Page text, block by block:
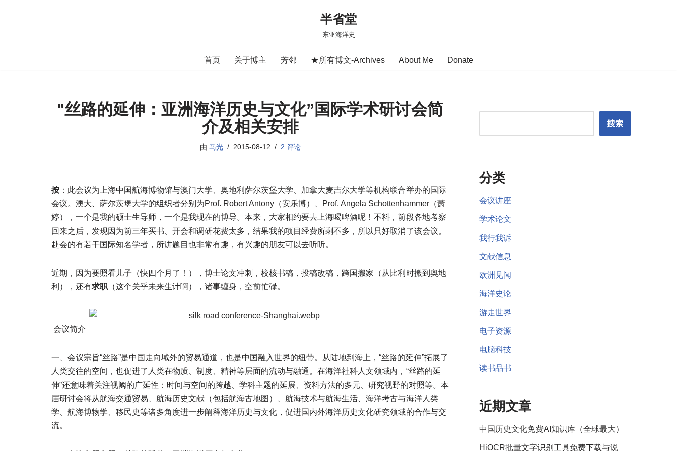
半省堂
东亚海洋史
首页 关于博主 芳邻 ★所有博文-Archives About Me Donate
"丝路的延伸：亚洲海洋历史与文化”国际学术研讨会简
介及相关安排
由 马光 2015-08-12 2 评论
按 ：此会议为上海中国航海博物馆与澳门大学、奥地利萨尔茨堡大学、加拿大麦吉尔大学等机构联合举办的国际
会议。澳大、萨尔茨堡大学的组织者分别为Prof. Robert Antony（安乐博）、Prof. Angela Schottenhammer（萧
婷），一个是我的硕士生导师，一个是我现在的博导。本来，大家相约要去上海喝啤酒呢！不料，前段各地考察
回来之后，发现因为前三年买书、开会和调研花费太多，结果我的项目经费所剩不多，所以只好取消了该会议。
赴会的有若干国际知名学者，所讲题目也非常有趣，有兴趣的朋友可以去听听。
近期，因为要照看儿子（快四个月了！），博士论文冲刺，校核书稿，投稿改稿，跨国搬家（从比利时搬到奥地
利），还有求职 （这个关乎未来生计啊），诸事缠身，空前忙碌。
会议简介
一、会议宗旨“丝路”是中国走向域外的贸易通道，也是中国融入世界的纽带。从陆地到海上，“丝路的延伸”拓展了
人类交往的空间，也促进了人类在物质、制度、精神等层面的流动与融通。在海洋社科人文领域内，“丝路的延
伸”还意味着关注视阈的广延性：时间与空间的跨越、学科主题的延展、资料方法的多元、研究视野的对照等。本
届研讨会将从航海交通贸易、航海历史文献（包括航海古地图）、航海技术与航海生活、海洋考古与海洋人类
学、航海博物学、移民史等诸多角度进一步阐释海洋历史与文化，促进国内外海洋历史文化研究领域的合作与交
流。
搜索
分类
会议讲座
学术论文
我行我诉
文献信息
欧洲见闻
海洋史论
游走世界
电子资源
电脑科技
读书品书
近期文章
中国历史文化免费AI知识库（全球最大）
HiOCR批量文字识别工具免费下载与说